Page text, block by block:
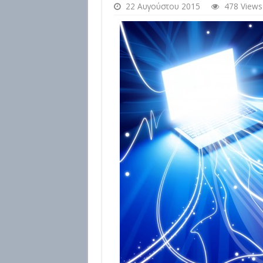
22 Αυγούστου 2015 478 Views